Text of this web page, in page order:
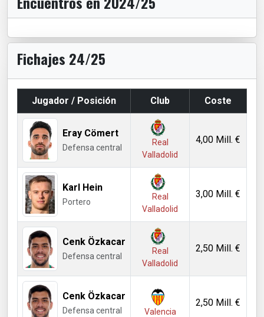
Fichajes 24/25
Jugador / Posición Club Coste
Eray Cömert
Defensa central
Real
Valladolid
4,00 Mill. €
Karl Hein
Portero
Real
Valladolid
3,00 Mill. €
Cenk Özkacar
Defensa central
Real
Valladolid
2,50 Mill. €
Cenk Özkacar
Defensa central Valencia
2,50 Mill. €